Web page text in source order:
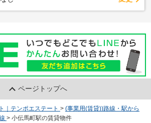
ページトップへ
｜テンポエステート > (事業用(賃貸))路線・駅から
> 小伝馬町駅の賃貸物件